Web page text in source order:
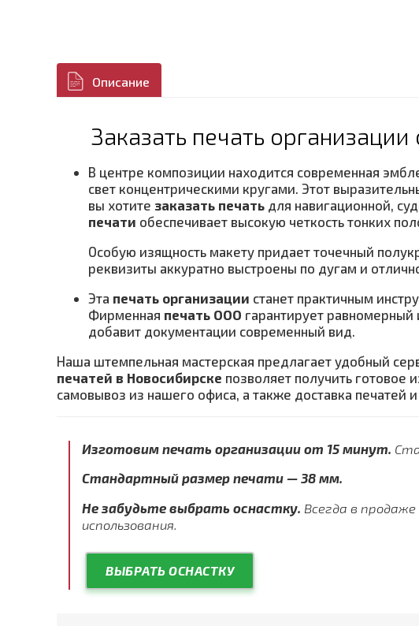
Описание
Заказать печать
В центре композиции находится современная
свет концентрическими кругами. Этот
вы хотите заказать печать для навигационной,
печати обеспечивает высокую четкость тонких
Особую изящность макету придает точечный
реквизиты аккуратно выстроены по дугам и
Эта печать организации станет практичным
Фирменная печать ООО гарантирует
добавит документации современный вид.
Наша штемпельная мастерская предлагает удобный
печатей в Новосибирске позволяет получить готовое
самовывоз из нашего офиса, а также доставка печатей
Изготовим печать организации от 15 минут.
Стандартный размер печати — 38 мм.
Не забудьте выбрать оснастку. Всегда в
использования.
ВЫБРАТЬ ОСНАСТКУ